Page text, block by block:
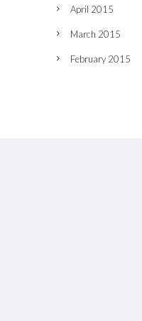
April 2015
March 2015
February 2015